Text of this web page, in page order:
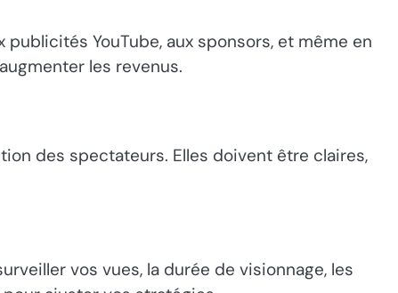
YouTube, aux sponsors, et même en
les revenus.
des spectateurs. Elles doivent être claires,
vos vues, la durée de visionnage, les